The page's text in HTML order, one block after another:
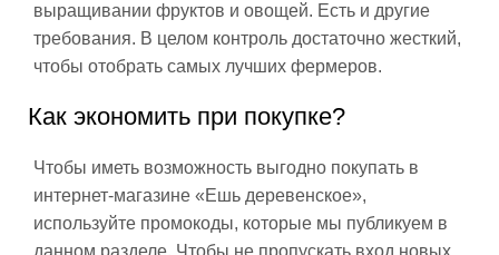
выращивании фруктов и овощей. Есть и другие
требования. В целом контроль достаточно жесткий,
чтобы отобрать самых лучших фермеров.
Как экономить при покупке?
Чтобы иметь возможность выгодно покупать в
интернет-магазине «Ешь деревенское»,
используйте промокоды, которые мы публикуем в
данном разделе. Чтобы не пропускать вход новых